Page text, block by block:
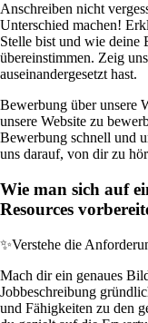
Anschreiben nicht
Unterschied machen!
Stelle bist und wie deine
übereinstimmen. Zeig
auseinandergesetzt hast.
Bewerbung über unsere
unsere Website zu
Bewerbung schnell und
uns darauf, von dir zu
Wie man sich auf
Resources
✨Verstehe die
Mach dir ein genaues
Jobbeschreibung
und Fähigkeiten zu den